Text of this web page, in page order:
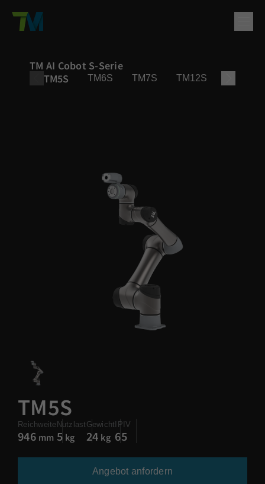
Lösungen
English 繁體中文 简体中文
TM AI Cobot S-Serie
TM5S
TM6S TM7S TM12S
TM5S
Reichweite
946 mm
Nutzlast
5 kg
Gewicht
24 kg
IPIV
65
Angebot anfordern